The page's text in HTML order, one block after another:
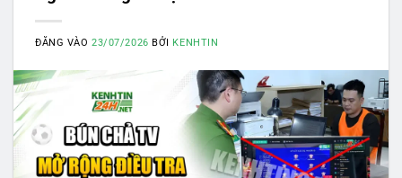
ĐĂNG VÀO23/07/2026 BỞI KENHTIN